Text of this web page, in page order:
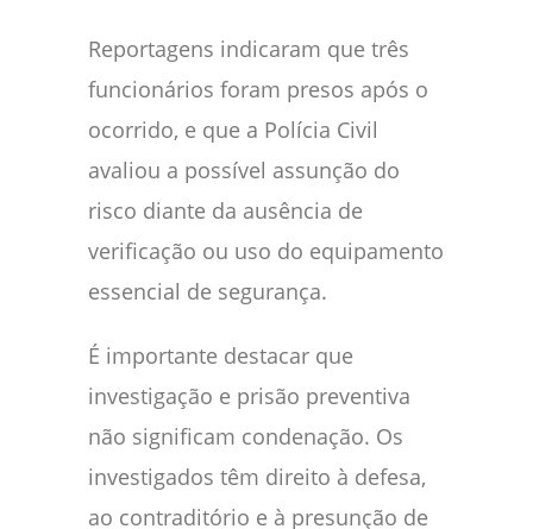
Reportagens indicaram que três
funcionários foram presos após o
ocorrido, e que a Polícia Civil
avaliou a possível assunção do
risco diante da ausência de
verificação ou uso do equipamento
essencial de segurança.
É importante destacar que
investigação e prisão preventiva
não significam condenação. Os
investigados têm direito à defesa,
ao contraditório e à presunção de